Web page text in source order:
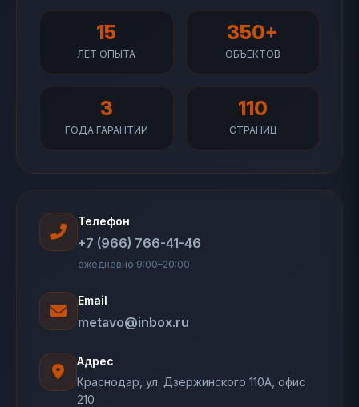
15
ЛЕТ ОПЫТА
350+
ОБЪЕКТОВ
3
ГОДА ГАРАНТИИ
110
СТРАНИЦ
Телефон
+7 (966) 766-41-46
ежедневно 9:00–20:00
Email
metavo@inbox.ru
Адрес
Краснодар, ул. Дзержинского 110А, офис
210